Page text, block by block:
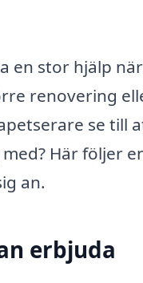
en stor hjälp
renovering
se till
Här följer
an.
erbjuda